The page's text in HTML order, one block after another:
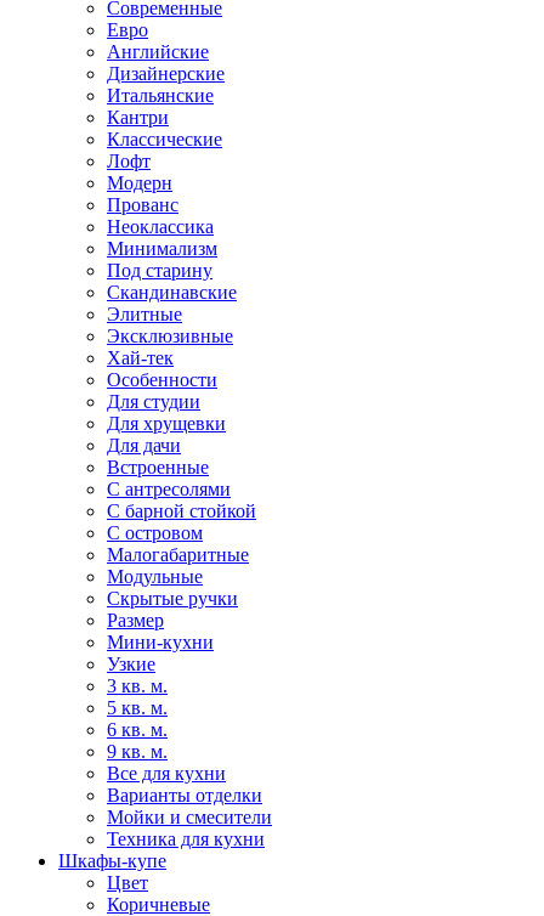
Современные
Евро
Английские
Дизайнерские
Итальянские
Кантри
Классические
Лофт
Модерн
Прованс
Неоклассика
Минимализм
Под старину
Скандинавские
Элитные
Эксклюзивные
Хай-тек
Особенности
Для студии
Для хрущевки
Для дачи
Встроенные
С антресолями
С барной стойкой
С островом
Малогабаритные
Модульные
Скрытые ручки
Размер
Мини-кухни
Узкие
3 кв. м.
5 кв. м.
6 кв. м.
9 кв. м.
Все для кухни
Варианты отделки
Мойки и смесители
Техника для кухни
Шкафы-купе
Цвет
Коричневые